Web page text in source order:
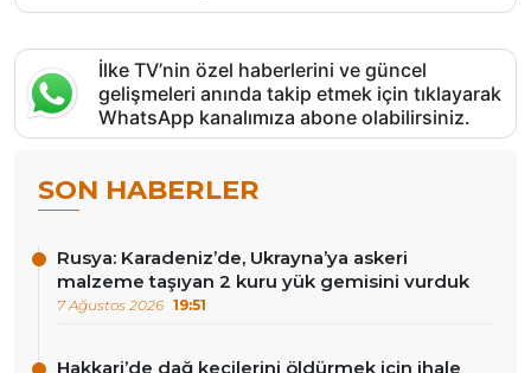
İlke TV’nin özel haberlerini ve güncel
gelişmeleri anında takip etmek için tıklayarak
WhatsApp kanalımıza abone olabilirsiniz.
SON HABERLER
Rusya: Karadeniz’de, Ukrayna’ya askeri
malzeme taşıyan 2 kuru yük gemisini vurduk
7 Ağustos 2026 19:51
Hakkari’de dağ keçilerini öldürmek için ihale